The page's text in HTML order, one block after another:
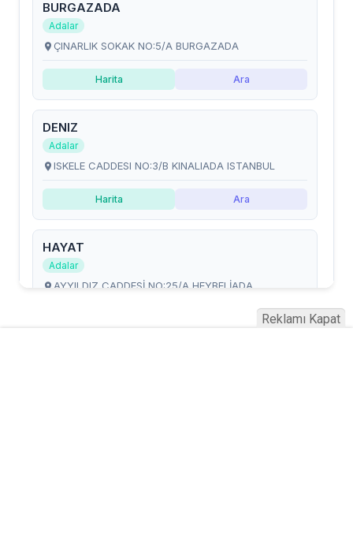
Reklamı Kapat